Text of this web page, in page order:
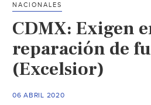
sin
agua
plena
pandemia
COVID-
NACIONALES
CDMX: Exigen
reparación de
(Excelsior)
06 ABRIL 2020